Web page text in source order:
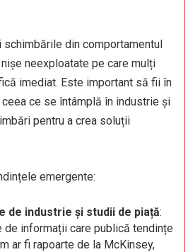
schimbările din comportamentul
neexploatate pe care mulți
imediat. Este important să fii în
ce se întâmplă în industrie și
pentru a crea soluții
emergente:
de industrie și studii de piață:
de informații care publică tendințe
ar fi rapoarte de la McKinsey,